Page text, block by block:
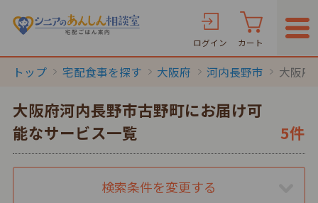
ログイン カート
トップ 宅配食事を探す 大阪府 河内長野市 大阪府
大阪府河内長野市古野町にお届け可
能なサービス一覧
5件
検索条件を変更する